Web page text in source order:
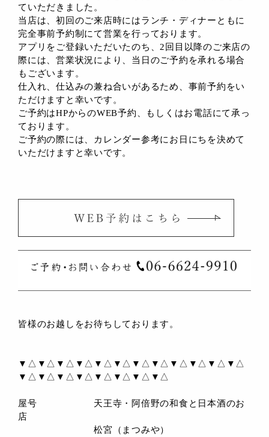
ていただきました。
当店は、初回のご来店時にはランチ・ディナーともに
完全事前予約制にて営業を行っております。
アプリをご登録いただいたのち、2回目以降のご来店の
際には、営業状況により、当日のご予約を承れる場合
もございます。
仕入れ、仕込みの兼ね合いがあるため、事前予約をい
ただけますと幸いです。
ご予約はHPからのWEB予約、もしくはお電話にて承っ
ております。
ご予約の際には、カレンダー参考にお日にちを決めて
いただけますと幸いです。
皆様のお越しをお待ちしております。
▼△▼△▼△▼△▼△▼△▼△▼△▼△▼△▼△▼△
▼△▼△▼△▼△▼△▼△▼△▼△
屋号 天王寺・阿倍野の和食と日本酒のお
店
松宮（まつみや）